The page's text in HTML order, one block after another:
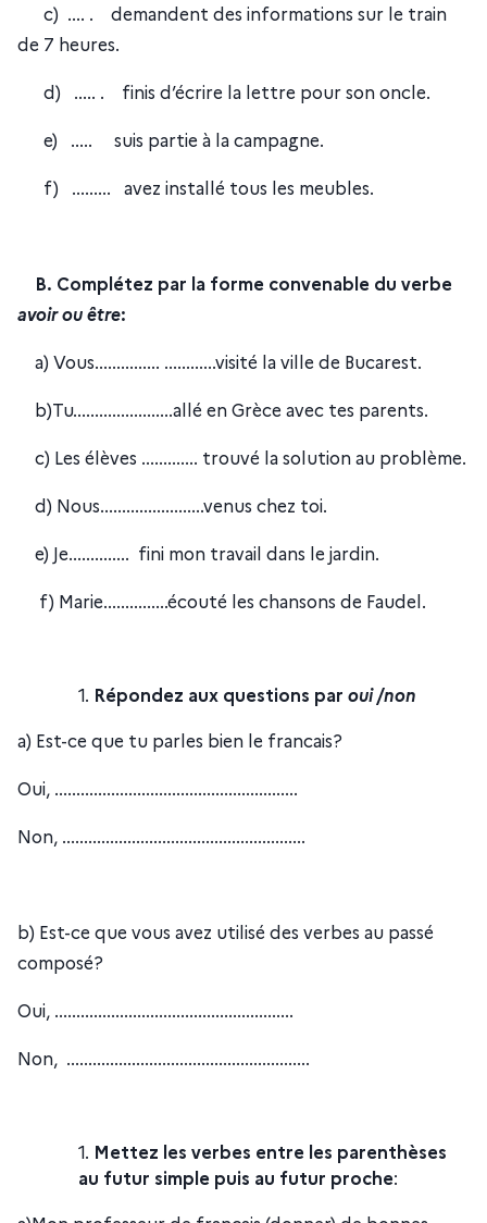
c) .... . demandent des informations sur le train
de 7 heures.
d) ..... . finis d’écrire la lettre pour son oncle.
e) ..... suis partie à la campagne.
f) ......... avez installé tous les meubles.
B. Complétez par la forme convenable du verbe
avoir ou être:
a) Vous............... ............visité la ville de Bucarest.
b)Tu.......................allé en Grèce avec tes parents.
c) Les élèves ............. trouvé la solution au problème.
d) Nous........................venus chez toi.
e) Je.............. fini mon travail dans le jardin.
f) Marie...............écouté les chansons de Faudel.
Répondez aux questions par oui /non
a) Est-ce que tu parles bien le francais?
Oui, ........................................................
Non, ........................................................
b) Est-ce que vous avez utilisé des verbes au passé
composé?
Oui, .......................................................
Non, ........................................................
Mettez les verbes entre les parenthèses
au futur simple puis au futur proche: